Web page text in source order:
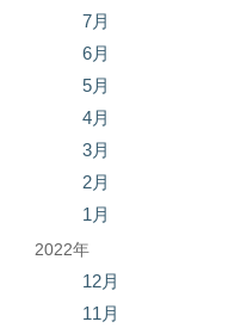
7月
6月
5月
4月
3月
2月
1月
2022年
12月
11月